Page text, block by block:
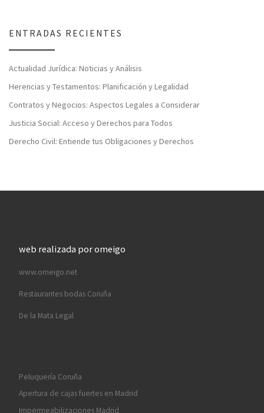
ENTRADAS RECIENTES
Actualidad Jurídica: Noticias y Análisis
Herencias y Testamentos: Planificación y Legalidad
Contratos y Negocios: Aspectos Legales a Considerar
Justicia Social: Acceso y Derechos para Todos
Derecho Civil: Entiende tus Obligaciones y Derechos
web realizada por omeigo
www.omeigo.net
Restaurantes bodas Coruña
De la Mata Legal
Peluquería Coruña
Apertura de cajas fuertes en Madrid
Impermeabilizaciones Madrid